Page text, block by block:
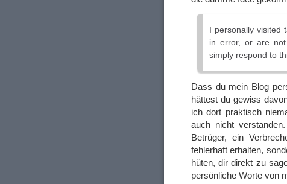
I personally visited
in error, or are
simply respond to
Dass du mein Blog
hättest du gewiss
ich dort praktisch
auch nicht
Betrüger, ein
fehlerhaft erhalten,
hüten, dir direkt zu
persönliche Worte von